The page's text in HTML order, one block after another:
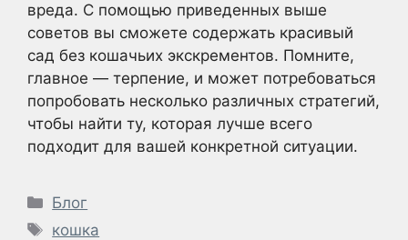
вреда. С помощью приведенных выше
советов вы сможете содержать красивый
сад без кошачьих экскрементов. Помните,
главное — терпение, и может потребоваться
попробовать несколько различных стратегий,
чтобы найти ту, которая лучше всего
подходит для вашей конкретной ситуации.
Рубрики
Блог
Метки
кошка